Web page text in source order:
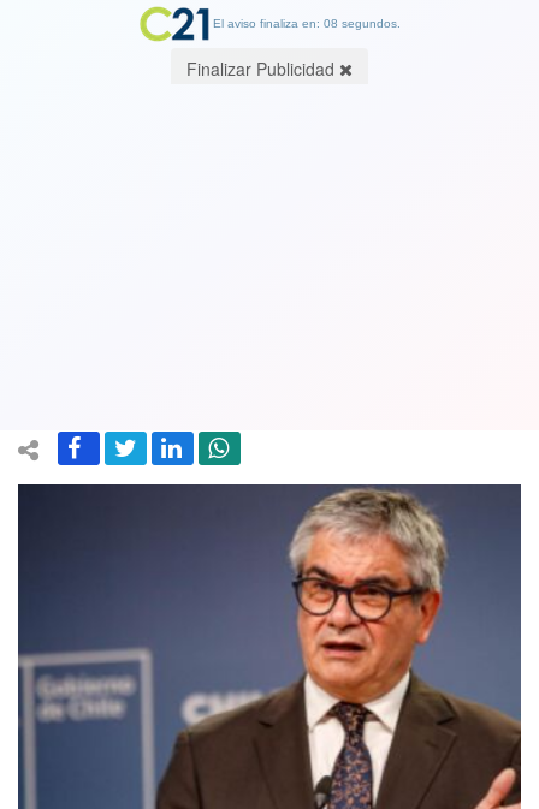
El aviso finaliza en: 07 segundos.
Finalizar Publicidad